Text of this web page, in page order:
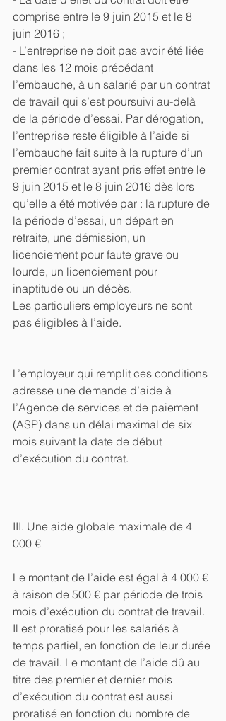
comprise entre le 9 juin 2015 et le 8
juin 2016 ;
- L’entreprise ne doit pas avoir été liée
dans les 12 mois précédant
l’embauche, à un salarié par un contrat
de travail qui s’est poursuivi au-delà
de la période d’essai. Par dérogation,
l’entreprise reste éligible à l’aide si
l’embauche fait suite à la rupture d’un
premier contrat ayant pris effet entre le
9 juin 2015 et le 8 juin 2016 dès lors
qu’elle a été motivée par : la rupture de
la période d’essai, un départ en
retraite, une démission, un
licenciement pour faute grave ou
lourde, un licenciement pour
inaptitude ou un décès.
Les particuliers employeurs ne sont
pas éligibles à l’aide.
L’employeur qui remplit ces conditions
adresse une demande d’aide à
l’Agence de services et de paiement
(ASP) dans un délai maximal de six
mois suivant la date de début
d’exécution du contrat.
III. Une aide globale maximale de 4
000 €
Le montant de l’aide est égal à 4 000 €
à raison de 500 € par période de trois
mois d’exécution du contrat de travail.
Il est proratisé pour les salariés à
temps partiel, en fonction de leur durée
de travail. Le montant de l’aide dû au
titre des premier et dernier mois
d’exécution du contrat est aussi
proratisé en fonction du nombre de